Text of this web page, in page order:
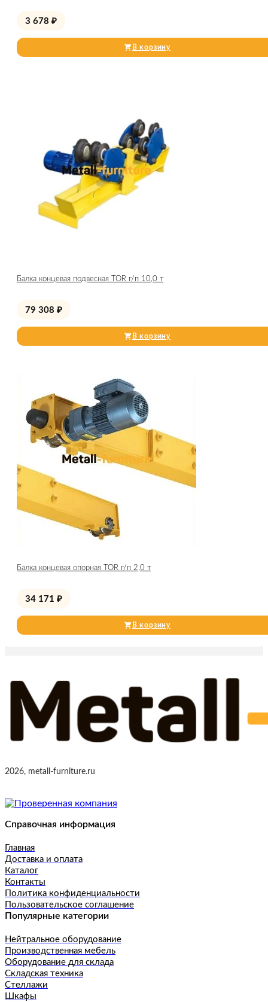
3 678 ₽
В корзину
Балка концевая подвесная TOR г/п 10,0 т
79 308 ₽
В корзину
Балка концевая опорная TOR г/п 2,0 т
34 171 ₽
В корзину
2026, metall-furniture.ru
Справочная информация
Главная
Доставка и оплата
Каталог
Контакты
Политика конфиденциальности
Пользовательское соглашение
Популярные категории
Нейтральное оборудование
Производственная мебель
Оборудование для склада
Складская техника
Стеллажи
Шкафы